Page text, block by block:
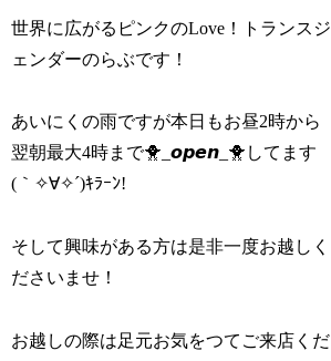
世界に広がるピンクのLove！トランスジ
ェンダーのらぶです！
あいにくの雨ですが本日もお昼2時から
翌朝最大4時まで🐥_𝙤𝙥𝙚𝙣_🐥してます
(｀✧∀✧´)ｷﾗｰﾝ!
そして興味がある方は是非一度お越しく
ださいませ！
お越しの際は足元お気をつてご来店くだ